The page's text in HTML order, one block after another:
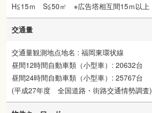
H≦15ｍ S≦50㎡ ※広告塔相互間15ｍ以上
交通量
交通量観測地点地名 : 福岡東環状線
昼間12時間自動車類（小型車）: 20632台
昼間24時間自動車類（小型車）: 25767台
(平成27年度 全国道路・街路交通情勢調査)